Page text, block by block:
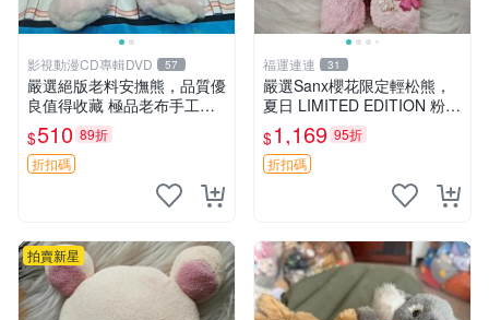
影視動漫CD專輯DVD 57
嚴選絕版老料安撫熊，品質優
良值得收藏 極品老布手工安
撫搖鈴玩具，適合哄睡寶貝
超柔老料搖鈴熊，專為孩子設
計的安心伴護 推薦絕版老布
製工藝搖鈴熊，可當作童
$510 89折
折扣碼
福運連連 31
嚴選Sanx櫻花限定輕松熊，
夏日 LIMITED EDITION 粉色
毛絨熊，背有拉鏈設計，肚內
填充豆袋，精致工藝呈現，狀
態如新，適合收藏與送人 櫻
$1,169 95折
折扣碼
拍賣新星